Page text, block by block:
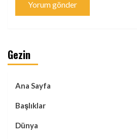
Gezin
Ana Sayfa
Başlıklar
Dünya